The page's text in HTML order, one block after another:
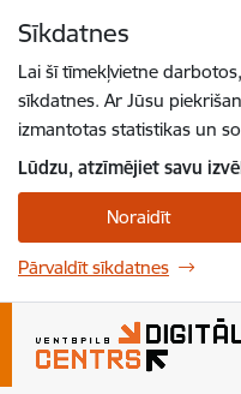
Sīkdatnes
Lai šī tīmekļvietne
sīkdatnes. Ar Jūsu
izmantotas statistikas un
Lūdzu, atzīmējiet savu
Noraidīt
Pārvaldīt sīkdatnes